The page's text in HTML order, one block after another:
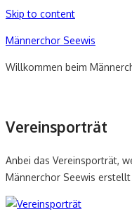
Skip to content
Männerchor Seewis
Willkommen beim
Vereinsporträt
Anbei das Vereinsporträt,
Männerchor Seewis erstellt